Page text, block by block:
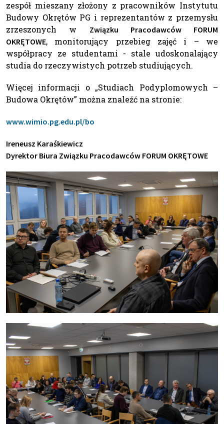
zespół mieszany złożony z pracowników Instytutu
Budowy Okrętów PG i reprezentantów z przemysłu
zrzeszonych w Związku Pracodawców FORUM
OKRĘTOWE, monitorujący przebieg zajęć i – we
współpracy ze studentami - stale udoskonalający
studia do rzeczywistych potrzeb studiujących.
Więcej informacji o „Studiach Podyplomowych –
Budowa Okrętów” można znaleźć na stronie:
www.wimio.pg.edu.pl/bo
Ireneusz Karaśkiewicz
Dyrektor Biura Związku Pracodawców FORUM OKRĘTOWE